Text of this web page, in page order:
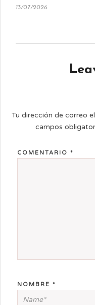
13/07/2026
Tu dirección de correo
campos
COMENTARIO *
NOMBRE *